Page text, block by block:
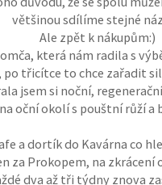
většinou sdílíme stejné
Ale zpět k nákupům:)
která nám radila s
třicítce to chce zařadit
jsem si noční,
oční okolí s pouštní růží a
a dortík do Kavárna co
za Prokopem, na
dva až tři týdny znova